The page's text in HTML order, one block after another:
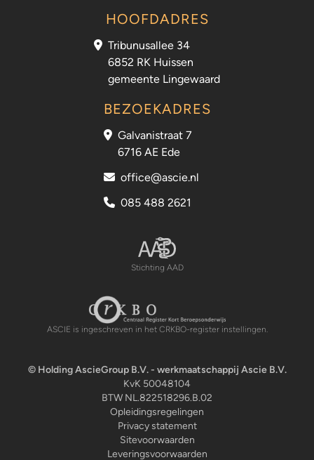
HOOFDADRES
Tribunusallee 34
6852 RK Huissen
gemeente Lingewaard
BEZOEKADRES
Galvanistraat 7
6716 AE Ede
office@ascie.nl
085 488 2621
Stichting AAD
Stichting AAD
Centraal Register Kort Beroepsonderwijs
ASCIE is ingeschreven in het CRKBO-register instellingen.
© Holding AscieGroup B.V. - werkmaatschappij Ascie B.V.
KvK 50048104
BTW NL.822518296.B.02
Opleidingsregelingen
Privacy statement
Sitevoorwaarden
Leveringsvoorwaarden